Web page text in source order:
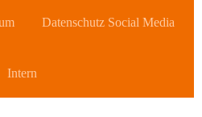
Datenschutz Social Media
Intern